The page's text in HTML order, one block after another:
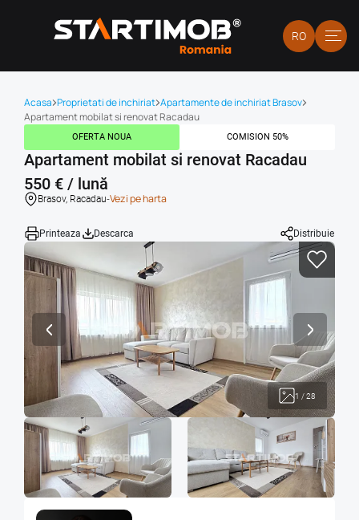
RO
Acasa Proprietati de inchiriat Apartamente de inchiriat Brasov
Apartament mobilat si renovat Racadau
OFERTA NOUA COMISION 50%
Apartament mobilat si renovat Racadau
550 € / lună
Brasov, Racadau-Vezi pe harta
Printeaza Descarca Distribuie
1 /28